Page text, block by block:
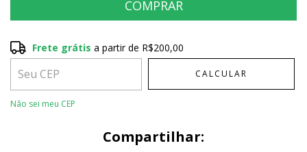
Frete grátis R$200,00
Entregas para o CEP:
Frete grátis a partir de R$200,00
CALCULAR
Não sei meu CEP
Compartilhar: